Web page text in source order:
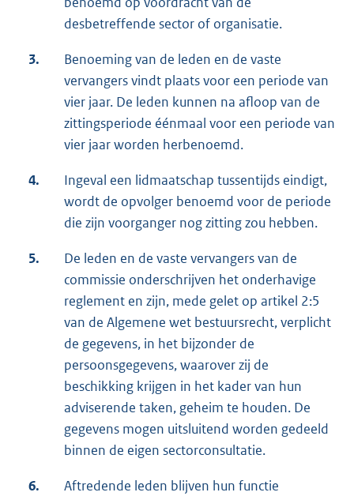
desbetreffende sector of organisatie.
3.
Benoeming van de leden en de vaste
vervangers vindt plaats voor een periode van
vier jaar. De leden kunnen na afloop van de
zittingsperiode éénmaal voor een periode van
vier jaar worden herbenoemd.
4.
Ingeval een lidmaatschap tussentijds eindigt,
wordt de opvolger benoemd voor de periode
die zijn voorganger nog zitting zou hebben.
5.
De leden en de vaste vervangers van de
commissie onderschrijven het onderhavige
reglement en zijn, mede gelet op artikel 2:5
van de Algemene wet bestuursrecht, verplicht
de gegevens, in het bijzonder de
persoonsgegevens, waarover zij de
beschikking krijgen in het kader van hun
adviserende taken, geheim te houden. De
gegevens mogen uitsluitend worden gedeeld
binnen de eigen sectorconsultatie.
6.
Aftredende leden blijven hun functie